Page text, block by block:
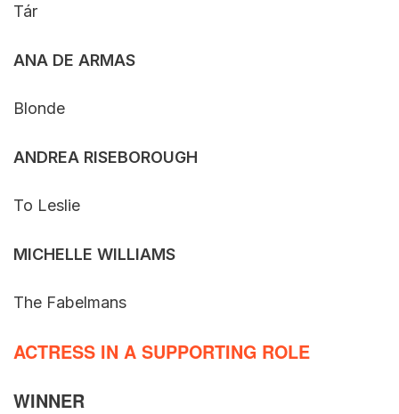
Tár
ANA DE ARMAS
Blonde
ANDREA RISEBOROUGH
To Leslie
MICHELLE WILLIAMS
The Fabelmans
ACTRESS IN A SUPPORTING ROLE
WINNER